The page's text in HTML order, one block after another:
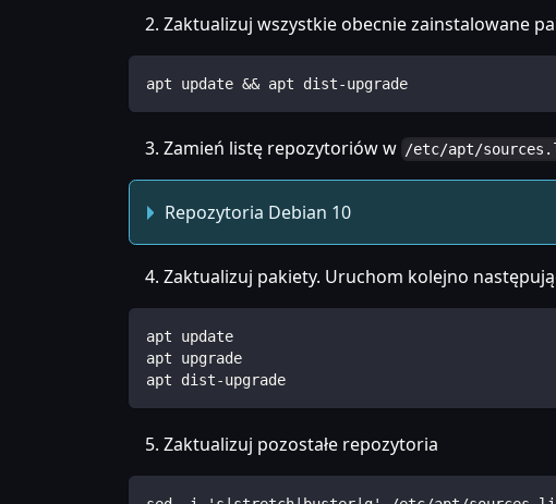
Zaktualizuj wszystkie obecnie zainstalowane
apt update && apt dist-upgrade
Zamień listę repozytoriów w /etc/apt/
Repozytoria Debian 10
Zaktualizuj pakiety. Uruchom kolejno
apt update
apt upgrade
apt dist-upgrade
Zaktualizuj pozostałe repozytoria